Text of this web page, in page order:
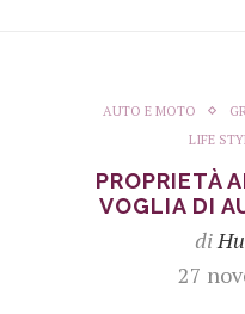
AUTO E MOTO
LIFE
PROPRIETÀ
VOGLIA DI
di
27